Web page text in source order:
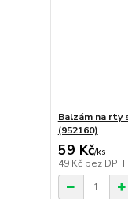
Balzám na rty
(952160)
59 Kč/ks
49 Kč bez DPH